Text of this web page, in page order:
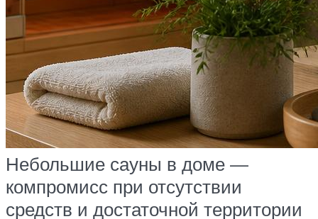
Небольшие сауны в доме —
компромисс при отсутствии
средств и достаточной территории